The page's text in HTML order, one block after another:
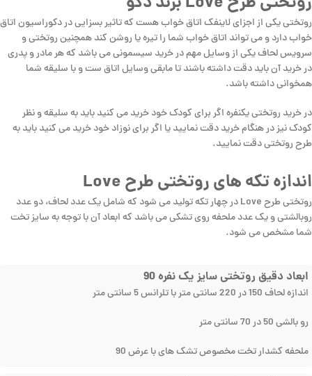
روتختی یکی از اجزای لاینفک اتاق خواب هست که تاثیر بسزایی در دکوراسیون اتاق
خواب دارد و می تواند اتاق خواب شما را تیره یا روشن کند همچنین روتختی و
سرویس لحاف یکی از وسایل مهم در خرید سیسمونی می باشد که هر مادر و پدری
در خرید آن باید دقت داشته باشند تا مابقی وسایل اتاق ست و با سلیقه شما
همخوانی داشته باشد.
در خرید روتختی یکنفره اگر برای کودک خود خرید می کنید باید به سلیقه و نظر
کودک نیز در هنگام خرید دقت نمایید یا اگر برای نوزاد خود خرید می کنید باید به
طرح روتختی دقت نمایید.
اندازه تکه های روتختی طرح Love
روتختی طرح Love در چهار تکه تولید می شود که شامل یک عدد لحاف، دو عدد
روبالشتی و یک عدد ملحفه روی تشکی می باشد که ابعاد آن با توجه به سایز تخت
شما مشخص می شود.
ابعاد دقیق روتختی سایز یک نفره 90
اندازه لحاف 150 در 220 سانتی متر با تلرانس 5 سانتی متر
رو بالشی 50 در 70 سانتی متر
ملحفه کشدار تخت مخصوص تشک های با عرض 90